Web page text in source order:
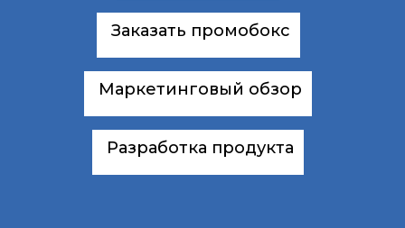
Заказать промобокс
Маркетинговый обзор
Разработка продукта